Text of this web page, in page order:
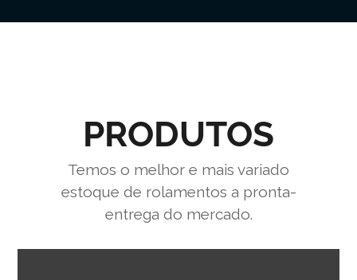
PRODUTOS
Temos o melhor e mais variado
estoque de rolamentos a pronta-
entrega do mercado.